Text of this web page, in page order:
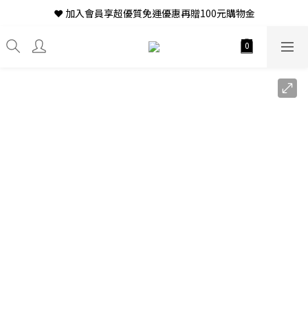
❤ 加入會員享超優質免運優惠再贈100元購物金